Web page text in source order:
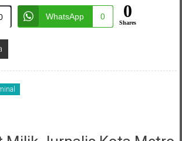
WhatsApp 0 0
Shares